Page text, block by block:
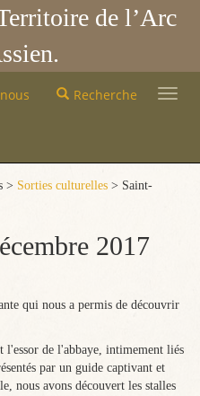
de l’Arc
Recherche
> Sorties culturelles > Saint-
2017
qui nous a permis de découvrir
l'essor de l'abbaye, intimement liés
par un guide captivant et
nous avons découvert les stalles